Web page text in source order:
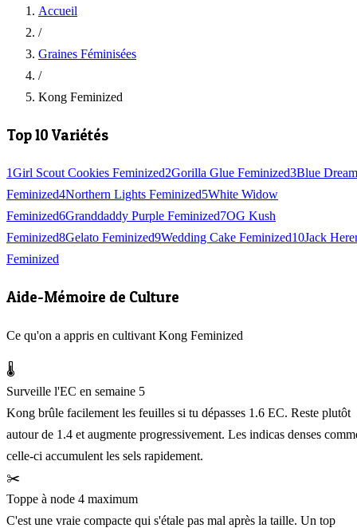
Accueil
/
Graines Féminisées
/
Kong Feminized
Top 10 Variétés
1Girl Scout Cookies Feminized2Gorilla Glue Feminized3Blue Dream
Feminized4Northern Lights Feminized5White Widow
Feminized6Granddaddy Purple Feminized7OG Kush
Feminized8Gelato Feminized9Wedding Cake Feminized10Jack
Feminized
Aide-Mémoire de Culture
Ce qu'on a appris en cultivant Kong Feminized
🌡️
Surveille l'EC en semaine 5
Kong brûle facilement les feuilles si tu dépasses 1.6 EC. Reste plutôt
autour de 1.4 et augmente progressivement. Les indicas denses
celle-ci accumulent les sels rapidement.
✂️
Toppe à node 4 maximum
C'est une vraie compacte qui s'étale pas mal après la taille. Un top